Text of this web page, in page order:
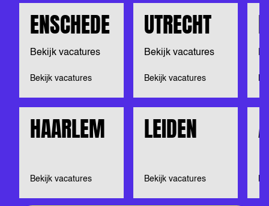
ENSCHEDE
Bekijk vacatures
Bekijk vacatures
UTRECHT
Bekijk vacatures
Bekijk vacatures
HAARLEM
Bekijk vacatures
LEIDEN
Bekijk vacatures